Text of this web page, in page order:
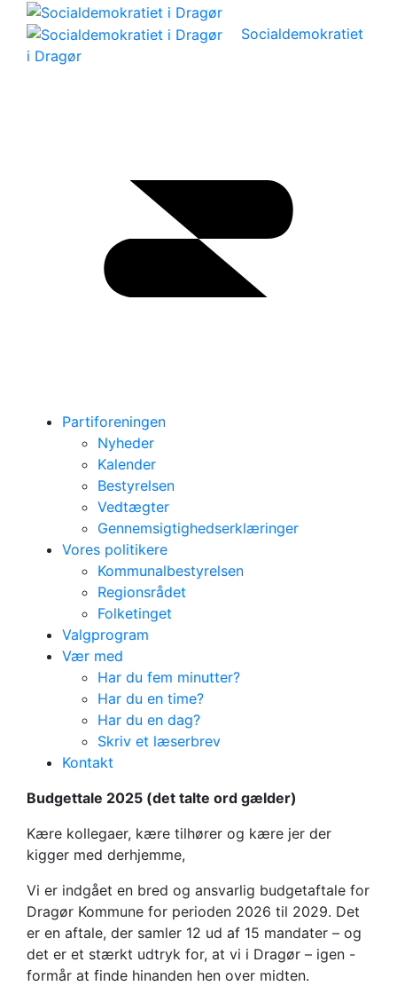
Socialdemokratiet
i Dragør
Partiforeningen
Nyheder
Kalender
Bestyrelsen
Vedtægter
Gennemsigtighedserklæringer
Vores politikere
Kommunalbestyrelsen
Regionsrådet
Folketinget
Valgprogram
Vær med
Har du fem minutter?
Har du en time?
Har du en dag?
Skriv et læserbrev
Kontakt
Socialdemokratiets budgettale
Læs
Socialdemokratiets
budgettale
I går den 25. september blev budgettet for
perioden 2026-2029 behandlet og vedtaget af
kommunalbestyrelsen.
Budgettale 2025 (det talte ord gælder)
Kære kollegaer, kære tilhører og kære jer der
kigger med derhjemme,
Vi er indgået en bred og ansvarlig budgetaftale for
Dragør Kommune for perioden 2026 til 2029. Det
er en aftale, der samler 12 ud af 15 mandater – og
det er et stærkt udtryk for, at vi i Dragør – igen -
formår at finde hinanden hen over midten.